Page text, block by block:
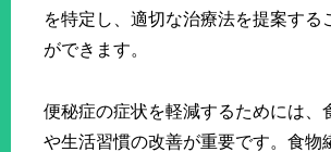
を特定し、適切な治療法を提案する
ができます。
便秘症の症状を軽減するためには、
や生活習慣の改善が重要です。食物